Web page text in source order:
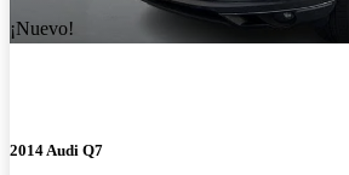
¡Nuevo!
2014 Audi Q7